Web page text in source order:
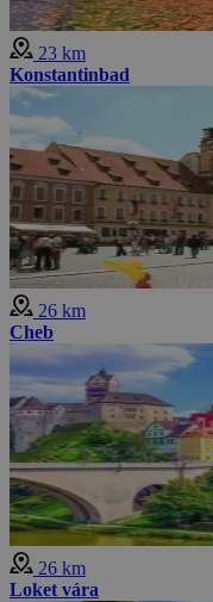
23 km
Konstantinbad
26 km
Cheb
26 km
Loket vára